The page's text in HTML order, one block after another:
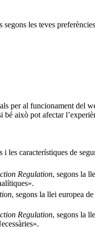
les teves
per al funcionament del
bé això pot afectar
les característiques de
Regulation, segons la
, segons la llei europea
Regulation, segons la